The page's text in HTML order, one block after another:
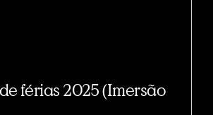
férias 2025 (Imersão